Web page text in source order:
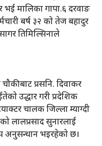
भई मालिका गापा.६ दरवाङ
बर्ष ३२ को तेज बहादुर
तिमिल्सिनाले
चौकीबाट प्रसनि. दिवाकर
उद्धार गरी प्रदेशिक
चालक जिल्ला म्याग्दी
लालप्रसाद सुनारलाई
अनुसन्धान भइरहेको छ।